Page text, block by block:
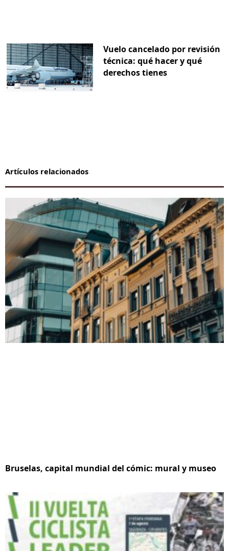
Vuelo cancelado por revisión
técnica: qué hacer y qué
derechos tienes
Artículos relacionados
Bruselas, capital mundial del cómic: mural y museo